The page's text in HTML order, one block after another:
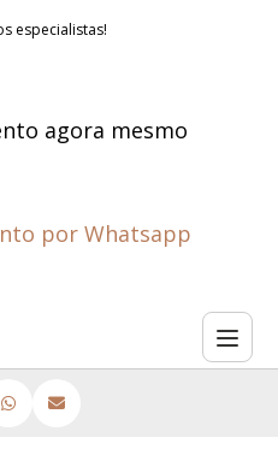
especialistas!
agora mesmo
por Whatsapp